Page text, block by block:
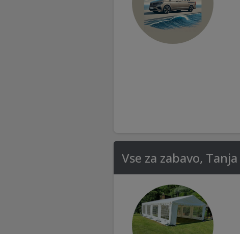
Vse za zabavo,